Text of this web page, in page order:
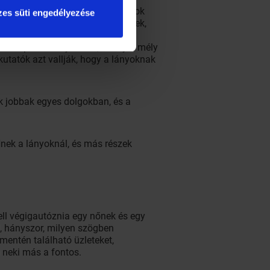
süti engedélyezése
sokkal fontosabb az idegrostok
iskolai viselkedésének,
például gyengíti az
például fejlettebb, amely a mély
azt vallják, hogy a lányoknak
egyes dolgokban, és a
a lányoknál, és más részek
végigautóznia egy nőnek és egy
milyen szögben
található üzleteket,
neki más a fontos.